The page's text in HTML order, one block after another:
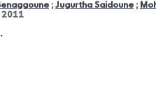
; Jugurtha Saidoune;
2011